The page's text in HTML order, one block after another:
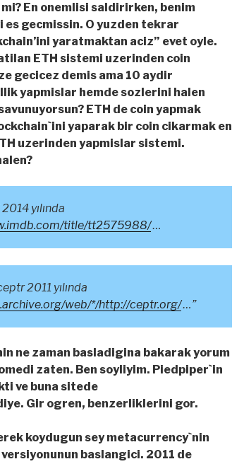
En onemlisi saldirirken, benim
gecmissin. O yuzden tekrar
yaratmaktan aciz” evet oyle.
ETH sistemi uzerinden coin
gecicez demis ama 10 aydir
yapmislar hemde sozlerini halen
ETH de coin yapmak
yaparak bir coin cikarmak en
uzerinden yapmislar sistemi.
yılında
title/tt2575988/…
2011 yılında
web/*/http://ceptr.org/…”
ne zaman basladigina bakarak yorum
zaten. Ben soyliyim. Piedpiper`in
ve buna sitede
Gir ogren, benzerliklerini gor.
koydugun sey metacurrency`nin
baslangici. 2011 de